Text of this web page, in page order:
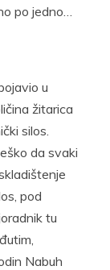
po jedno…
u
žitarica
silos.
da svaki
pod
tu
Nabuh